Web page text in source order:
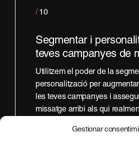
Gestionar
/ 10
Segmentar i
teves campanyes de
Utilitzem el poder de la
personalització per
les teves campanyes i
missatge arribi als qui